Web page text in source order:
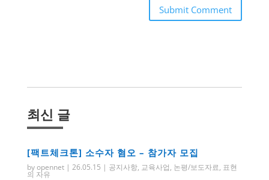
Submit Comment
최신 글
[팩트체크톤] 소수자 혐오 – 참가자 모집
byopennet| 26.05.15 | 공지사항, 교육사업, 논평/보도자료, 표현
의 자유